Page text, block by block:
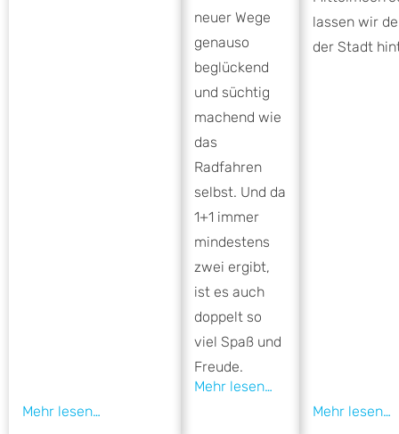
neuer Wege
genauso
beglückend
und süchtig
machend wie
das
Radfahren
selbst. Und da
1+1 immer
mindestens
zwei ergibt,
ist es auch
doppelt so
viel Spaß und
Freude.
lassen wir
der Stadt